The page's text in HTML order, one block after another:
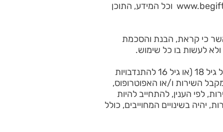
וכל המידע, התוכן
כי קראת, הבנת והסכמת
לעשות בו כל שימוש.
4. על מנת להשתמש באתר ובתכנים המוצגים בו, על נותני השירות, כהגדרתם באתר, להיות מעל גיל 18 (או גיל 16 להתנדבויות
לקבל את הסכמת הורה המקבל השירות ו/או האפוטרופוס,
של מקבל השירות, לפי הענין, להתחייב להיות
בשינויים המחוייבים, כולל